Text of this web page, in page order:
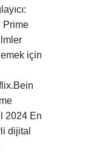
Prime
için
2024 En
dijital